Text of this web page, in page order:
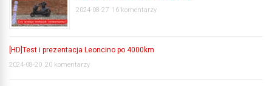
2024-08-27 16 komentarzy
[HD]Test i prezentacja Leoncino po 4000km
2024-08-20 20 komentarzy